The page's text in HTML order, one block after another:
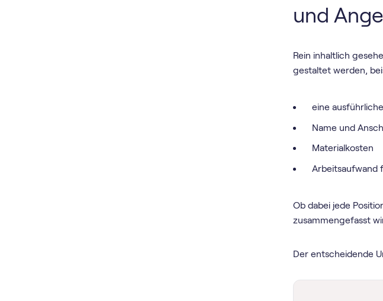
und
Rein inhaltlich
gestaltet werden,
eine
Name und
Materialkosten
Arbeitsaufwand
Ob dabei jede
zusammengefasst
Der entscheidende